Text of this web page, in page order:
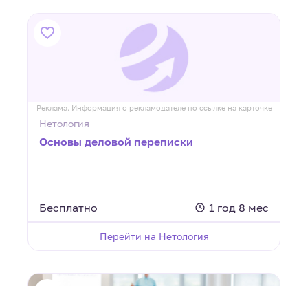
Реклама. Информация о рекламодателе по ссылке на карточке
Нетология
Основы деловой переписки
Бесплатно 1 год 8 мес
Перейти на Нетология